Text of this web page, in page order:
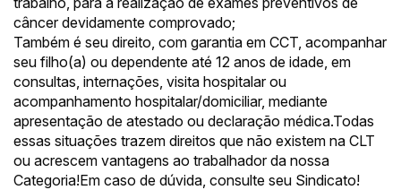
câncer devidamente comprovado;
Também é seu direito, com garantia em CCT, acompanhar
seu filho(a) ou dependente até 12 anos de idade, em
consultas, internações, visita hospitalar ou
acompanhamento hospitalar/domiciliar, mediante
apresentação de atestado ou declaração médica.Todas
essas situações trazem direitos que não existem na CLT
ou acrescem vantagens ao trabalhador da nossa
Categoria!Em caso de dúvida, consulte seu Sindicato!